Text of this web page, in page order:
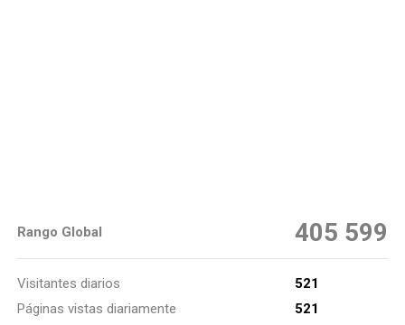
Rango Global 405 599
Visitantes diarios
521
Páginas vistas diariamente
521